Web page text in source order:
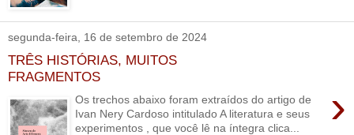
segunda-feira, 16 de setembro de 2024
TRÊS HISTÓRIAS, MUITOS
FRAGMENTOS
›
Os trechos abaixo foram extraídos do artigo de
Ivan Nery Cardoso intitulado A literatura e seus
experimentos , que você lê na íntegra clica...